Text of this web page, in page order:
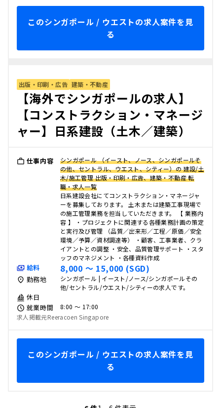
このシンガポール / ウエストの求人案件を見
る
出版・印刷・広告 建築・不動産
【海外でシンガポールの求人】
【コンストラクション・マネージ
ャー】日系建設（土木／建築）
仕事内容
シンガポール （イースト、ノース、シンガポールそ
の他、セントラル、ウエスト、シティー）の 建設/土
木/施工管理 出版・印刷・広告、建築・不動産 転
職・求人一覧
日系建設会社にてコンストラクション・マネージャ
ーを募集しております。 土木または建築工事現場で
の施工管理業務を担当していただきます。 【 業務内
容 】 ・プロジェクトに関連する各種業務計画の策定
と実行及び管理 （品質／出来形／工程／原価／安全
環境／予算／資材調達等） ・顧客、工事業者、クラ
イアントとの調整 ・安全、品質管理サポート ・スタ
ッフのマネジメント ・各種資料作成
給料 8,000 〜 15,000 (SGD)
勤務地
シンガポール | イースト/ノース/シンガポールその
他/セントラル/ウエスト/シティーの求人です。
休日
就業時間
8:00 〜 17:00
求人掲載元Reeracoen Singapore
このシンガポール / ウエストの求人案件を見
る